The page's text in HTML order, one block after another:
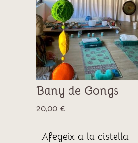
Bany de Gongs
20,00 €
Afegeix a la cistella